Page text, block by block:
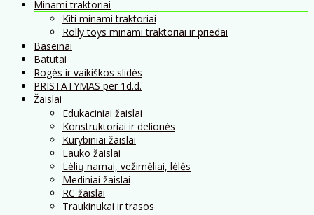
Minami traktoriai
Kiti minami traktoriai
Rolly toys minami traktoriai ir priedai
Baseinai
Batutai
Rogės ir vaikiškos slidės
PRISTATYMAS per 1d.d.
Žaislai
Edukaciniai žaislai
Konstruktoriai ir delionės
Kūrybiniai žaislai
Lauko žaislai
Lėlių namai, vežimėliai, lėlės
Mediniai žaislai
RC žaislai
Traukinukai ir trasos